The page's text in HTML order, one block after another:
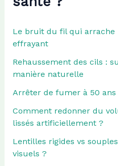
Le bruit du fil qui arrache
effrayant
Rehaussement des cils :
manière naturelle
Arrêter de fumer à 50
Comment redonner du
lissés artificiellement ?
Lentilles rigides vs
visuels ?